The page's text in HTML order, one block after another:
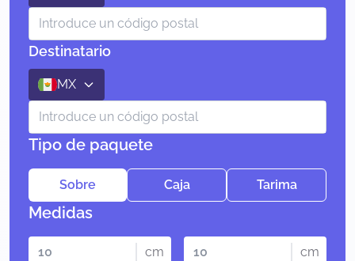
Destinatario
MX
Tipo de paquete
Sobre Caja Tarima
Medidas
cm cm